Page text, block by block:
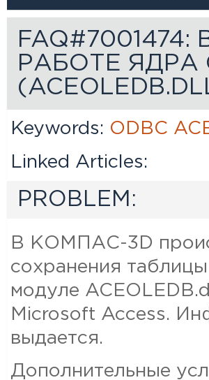
РАБОТЕ ЯДРА
Keywords: ODBC
Linked Articles:
PROBLEM:
В КОМПАС-3D
сохранения
модуле
Microsoft Access.
выдается.
Дополнительные